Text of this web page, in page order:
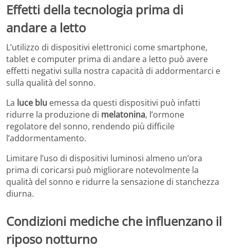
Effetti della tecnologia prima di
andare a letto
L’utilizzo di dispositivi elettronici come smartphone,
tablet e computer prima di andare a letto può avere
effetti negativi sulla nostra capacità di addormentarci e
sulla qualità del sonno.
La luce blu emessa da questi dispositivi può infatti
ridurre la produzione di melatonina, l’ormone
regolatore del sonno, rendendo più difficile
l’addormentamento.
Limitare l’uso di dispositivi luminosi almeno un’ora
prima di coricarsi può migliorare notevolmente la
qualità del sonno e ridurre la sensazione di stanchezza
diurna.
Condizioni mediche che influenzano il
riposo notturno